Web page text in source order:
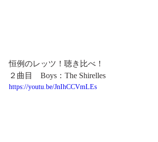
恒例のレッツ！聴き比べ！
２曲目　Boys：The Shirelles
https://youtu.be/JnIhCCVmLEs